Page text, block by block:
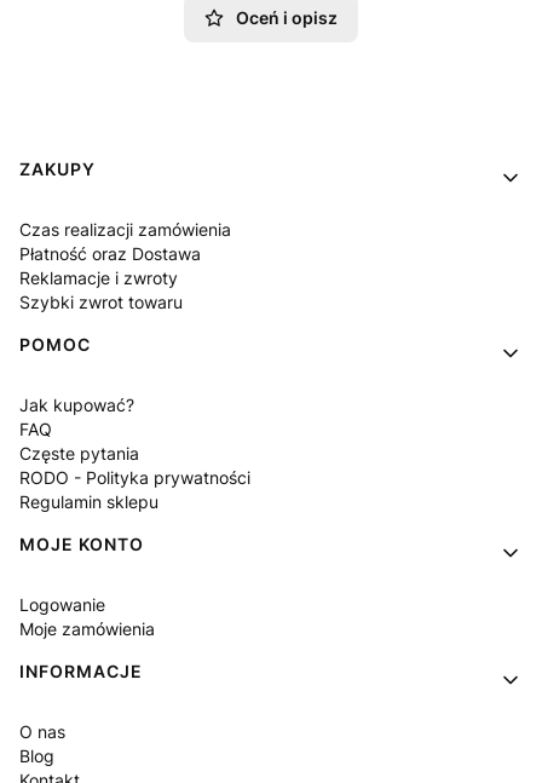
Oceń i opisz
Linki w stopce
ZAKUPY
Czas realizacji zamówienia
Płatność oraz Dostawa
Reklamacje i zwroty
Szybki zwrot towaru
POMOC
Jak kupować?
FAQ
Częste pytania
RODO - Polityka prywatności
Regulamin sklepu
MOJE KONTO
Logowanie
Moje zamówienia
INFORMACJE
O nas
Blog